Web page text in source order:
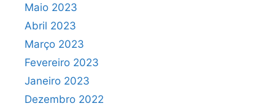
Maio 2023
Abril 2023
Março 2023
Fevereiro 2023
Janeiro 2023
Dezembro 2022